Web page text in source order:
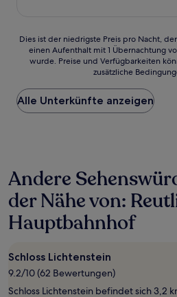
Dies
der
Preis
pro
Nacht,
24 Stunden
für
einen
mit
1 Übernachtung
2 Erwachsenen
gefunden
wurde.
Dies ist der niedrigste Preis pro Nacht,
einen Aufenthalt mit 1 Übernachtung
wurde. Preise und Verfügbarkeiten
zusätzliche
Alle Unterkünfte anzeigen
Andere
der Nähe von:
Hauptbahnhof
Schloss Lichtenstein
9.2/10 (62 Bewertungen)
Schloss Lichtenstein befindet sich 3,2